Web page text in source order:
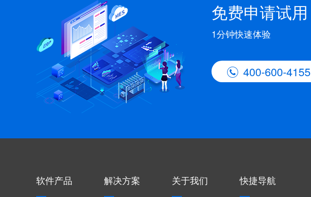
免费申请试用
1分钟快速体验
 400-600-4155
软件产品 解决方案 关于我们 快捷导航